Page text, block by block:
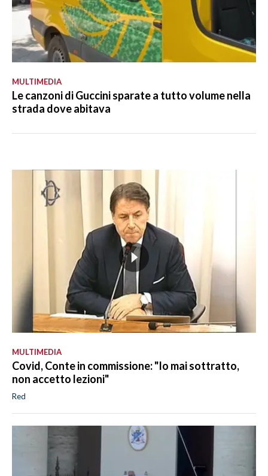
MULTIMEDIA
Le canzoni di Guccini sparate a tutto volume nella
strada dove abitava
MULTIMEDIA
Covid, Conte in commissione: "Io mai sottratto,
non accetto lezioni"
Red